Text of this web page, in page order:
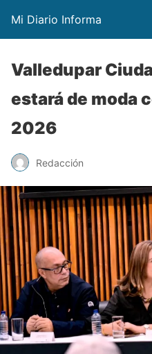
Mi Diario Informa
Valledupar
estará de moda
2026
Redacción